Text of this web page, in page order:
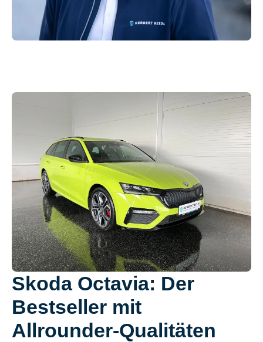
Skoda Octavia: Der
Bestseller mit
Allrounder-Qualitäten